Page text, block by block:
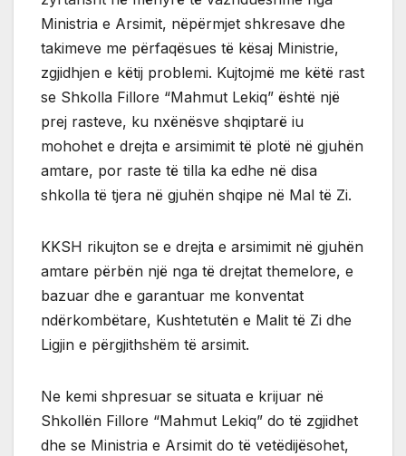
Ministria e Arsimit, nëpërmjet shkresave dhe
takimeve me përfaqësues të kësaj Ministrie,
zgjidhjen e këtij problemi. Kujtojmë me këtë rast
se Shkolla Fillore “Mahmut Lekiq” është një
prej rasteve, ku nxënësve shqiptarë iu
mohohet e drejta e arsimimit të plotë në gjuhën
amtare, por raste të tilla ka edhe në disa
shkolla të tjera në gjuhën shqipe në Mal të Zi.
KKSH rikujton se e drejta e arsimimit në gjuhën
amtare përbën një nga të drejtat themelore, e
bazuar dhe e garantuar me konventat
ndërkombëtare, Kushtetutën e Malit të Zi dhe
Ligjin e përgjithshëm të arsimit.
Ne kemi shpresuar se situata e krijuar në
Shkollën Fillore “Mahmut Lekiq” do të zgjidhet
dhe se Ministria e Arsimit do të vetëdijësohet,